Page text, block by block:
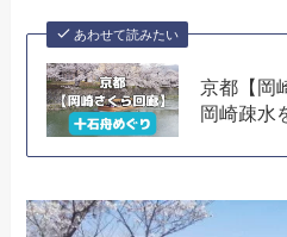
あわせて読みたい
京都【岡
岡崎疎水